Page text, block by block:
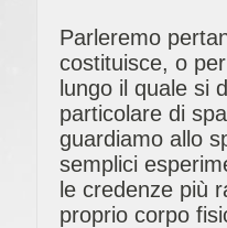
Parleremo
costituisce, o
lungo il quale si
particolare di
guardiamo allo
semplici
le credenze più
proprio corpo